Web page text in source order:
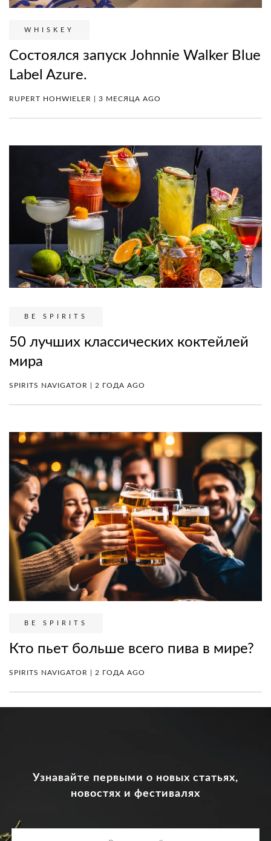
WHISKEY
Состоялся запуск Johnnie Walker Blue
Label Azure.
RUPERT HOHWIELER | 3 МЕСЯЦА AGO
BE SPIRITS
50 лучших классических коктейлей
мира
SPIRITS NAVIGATOR | 2 ГОДА AGO
BE SPIRITS
Кто пьет больше всего пива в мире?
SPIRITS NAVIGATOR | 2 ГОДА AGO
Узнавайте первыми о новых статьях,
новостях и фестивалях